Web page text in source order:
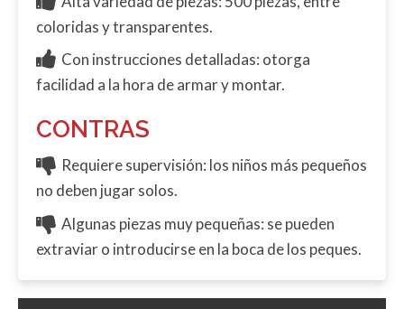
coloridas y transparentes.
Con instrucciones detalladas: otorga
facilidad a la hora de armar y montar.
CONTRAS
Requiere supervisión: los niños más pequeños
no deben jugar solos.
Algunas piezas muy pequeñas: se pueden
extraviar o introducirse en la boca de los peques.